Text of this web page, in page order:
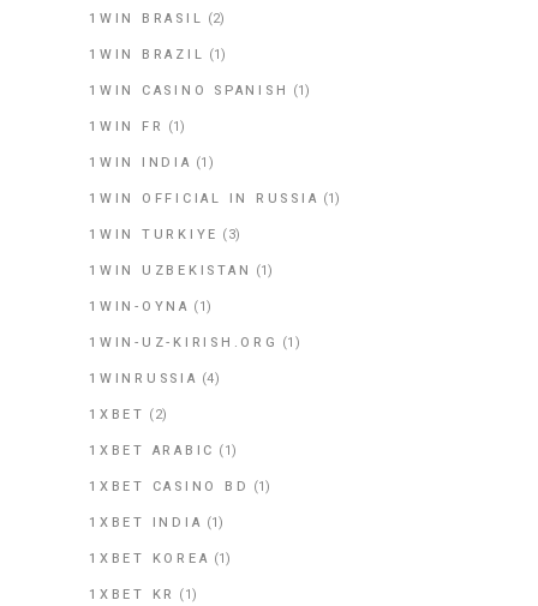
1WIN BRASIL (2)
1WIN BRAZIL (1)
1WIN CASINO SPANISH (1)
1WIN FR (1)
1WIN INDIA (1)
1WIN OFFICIAL IN RUSSIA (1)
1WIN TURKIYE (3)
1WIN UZBEKISTAN (1)
1WIN-OYNA (1)
1WIN-UZ-KIRISH.ORG (1)
1WINRUSSIA (4)
1XBET (2)
1XBET ARABIC (1)
1XBET CASINO BD (1)
1XBET INDIA (1)
1XBET KOREA (1)
1XBET KR (1)